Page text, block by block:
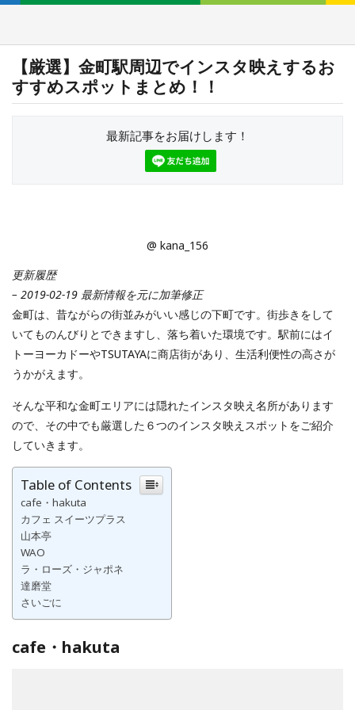
【厳選】金町駅周辺でインスタ映えするお
すすめスポットまとめ！！
最新記事をお届けします！
@ kana_156
更新履歴
– 2019-02-19 最新情報を元に加筆修正
金町は、昔ながらの街並みがいい感じの下町です。街歩きをして
いてものんびりとできますし、落ち着いた環境です。駅前にはイ
トーヨーカドーやTSUTAYAに商店街があり、生活利便性の高さが
うかがえます。
そんな平和な金町エリアには隠れたインスタ映え名所があります
ので、その中でも厳選した６つのインスタ映えスポットをご紹介
していきます。
Table of Contents
cafe・hakuta
カフェ スイーツプラス
山本亭
WAO
ラ・ローズ・ジャポネ
達磨堂
さいごに
cafe・hakuta